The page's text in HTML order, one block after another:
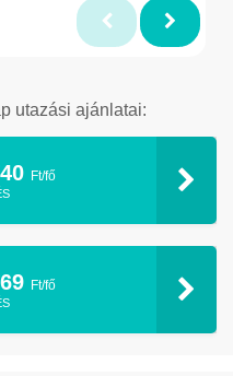
utazási ajánlatai:
Ft/fő
Ft/fő